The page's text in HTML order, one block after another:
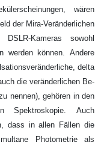
wären
der Mira-Veränderlichen
Kameras sowohl
werden können. Andere
delta
die veränderlichen Be-
nennen), gehören in den
Spektroskopie. Auch
dass in allen Fällen die
Photometrie als